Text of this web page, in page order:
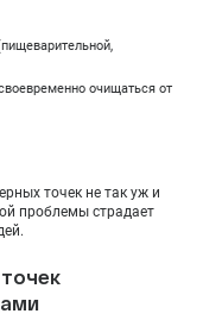
очищаться от
точек не так уж и
проблемы страдает